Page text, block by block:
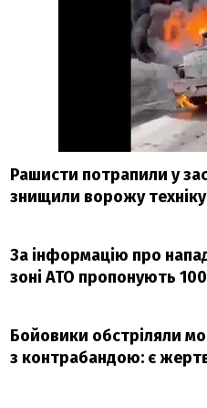
Рашисти потрапили у
знищили ворожу
За інформацію про
зоні АТО пропонують
Бойовики обстріляли
з контрабандою: є